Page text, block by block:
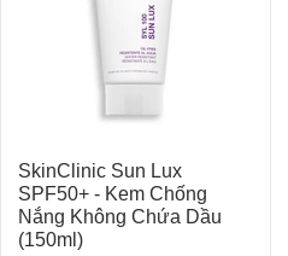
SkinClinic Sun Lux
SPF50+ - Kem Chống
Nắng Không Chứa Dầu
(150ml)